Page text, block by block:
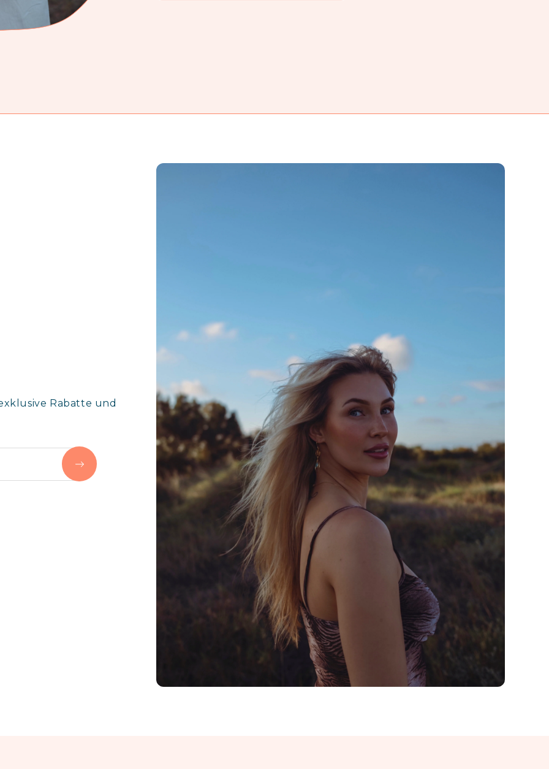
Rabatte und